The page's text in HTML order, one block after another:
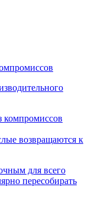
возвращаются к
для всего
пересобирать